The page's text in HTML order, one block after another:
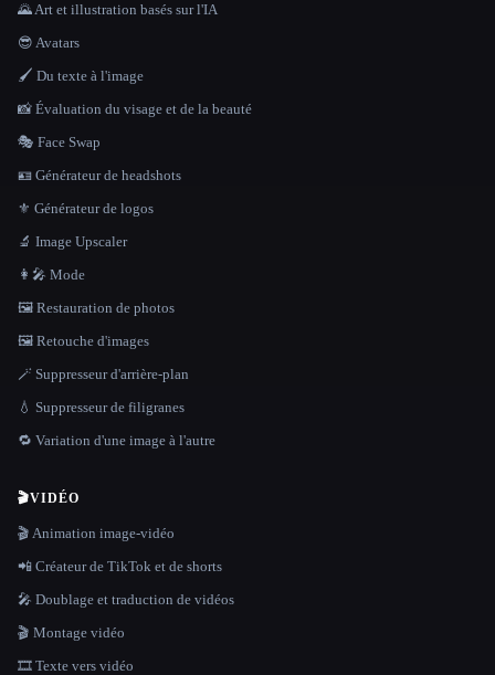
🌄 Art et illustration basés sur l'IA
😎 Avatars
🖌️ Du texte à l'image
📸 Évaluation du visage et de la beauté
🎭 Face Swap
🪪 Générateur de headshots
⚜️ Générateur de logos
🔬 Image Upscaler
👩‍🎤 Mode
🖼️ Restauration de photos
🖼️ Retouche d'images
🪄 Suppresseur d'arrière-plan
💧 Suppresseur de filigranes
🔁 Variation d'une image à l'autre
🎬VIDÉO
🎬 Animation image-vidéo
📲 Créateur de TikTok et de shorts
🎤 Doublage et traduction de vidéos
🎬 Montage vidéo
🎞️ Texte vers vidéo